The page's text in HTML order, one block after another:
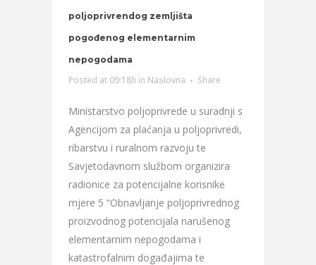
poljoprivrendog zemljišta
pogođenog elementarnim
nepogodama
Posted at 09:18h in Naslovna Share
Ministarstvo poljoprivrede u suradnji s
Agencijom za plaćanja u poljoprivredi,
ribarstvu i ruralnom razvoju te
Savjetodavnom službom organizira
radionice za potencijalne korisnike
mjere 5 “Obnavljanje poljoprivrednog
proizvodnog potencijala narušenog
elementarnim nepogodama i
katastrofalnim događajima te